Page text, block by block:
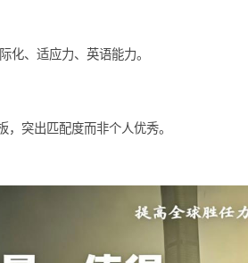
请中熠熠生辉。
领导力、抗压、团队协作，不写空话。
体现国际化、适应力、英语能力。